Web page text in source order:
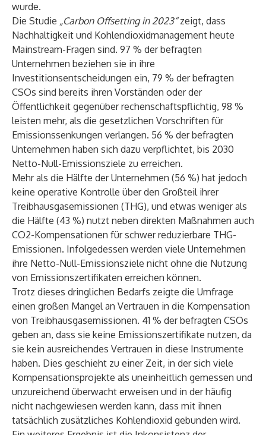
wurde.
Die Studie „Carbon Offsetting in 2023“zeigt, dass
Nachhaltigkeit und Kohlendioxidmanagement heute
Mainstream-Fragen sind. 97 % der befragten
Unternehmen beziehen sie in ihre
Investitionsentscheidungen ein, 79 % der befragten
CSOs sind bereits ihren Vorständen oder der
Öffentlichkeit gegenüber rechenschaftspflichtig, 98 %
leisten mehr, als die gesetzlichen Vorschriften für
Emissionssenkungen verlangen. 56 % der befragten
Unternehmen haben sich dazu verpflichtet, bis 2030
Netto-Null-Emissionsziele zu erreichen.
Mehr als die Hälfte der Unternehmen (56 %) hat jedoch
keine operative Kontrolle über den Großteil ihrer
Treibhausgasemissionen (THG), und etwas weniger als
die Hälfte (43 %) nutzt neben direkten Maßnahmen auch
CO2-Kompensationen für schwer reduzierbare THG-
Emissionen. Infolgedessen werden viele Unternehmen
ihre Netto-Null-Emissionsziele nicht ohne die Nutzung
von Emissionszertifikaten erreichen können.
Trotz dieses dringlichen Bedarfs zeigte die Umfrage
einen großen Mangel an Vertrauen in die Kompensation
von Treibhausgasemissionen. 41 % der befragten CSOs
geben an, dass sie keine Emissionszertifikate nutzen, da
sie kein ausreichendes Vertrauen in diese Instrumente
haben. Dies geschieht zu einer Zeit, in der sich viele
Kompensationsprojekte als uneinheitlich gemessen und
unzureichend überwacht erweisen und in der häufig
nicht nachgewiesen werden kann, dass mit ihnen
tatsächlich zusätzliches Kohlendioxid gebunden wird.